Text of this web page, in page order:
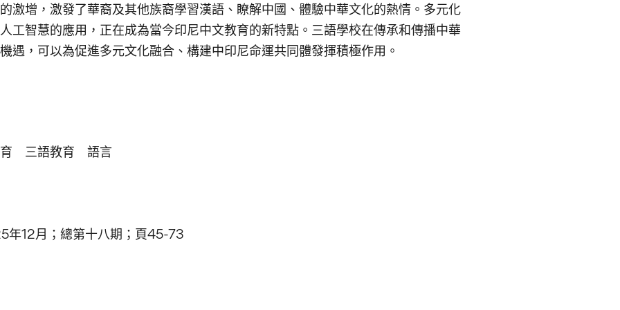
激增，激發了華裔及其他族裔學習漢語、瞭解中國、體驗中華文化的熱情。多元化
工智慧的應用，正在成為當今印尼中文教育的新特點。三語學校在傳承和傳播中華
遇，可以為促進多元文化融合、構建中印尼命運共同體發揮積極作用。
三語教育 語言
年12月；總第十八期；頁45-73